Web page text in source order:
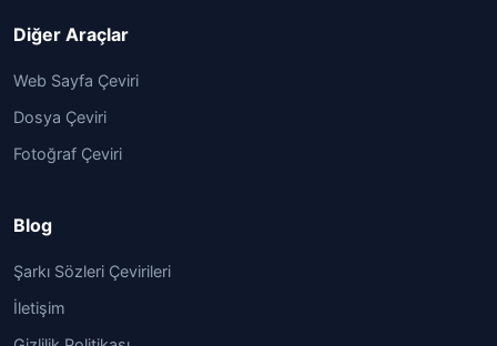
Diğer Araçlar
Web Sayfa Çeviri
Dosya Çeviri
Fotoğraf Çeviri
Blog
Şarkı Sözleri Çevirileri
İletişim